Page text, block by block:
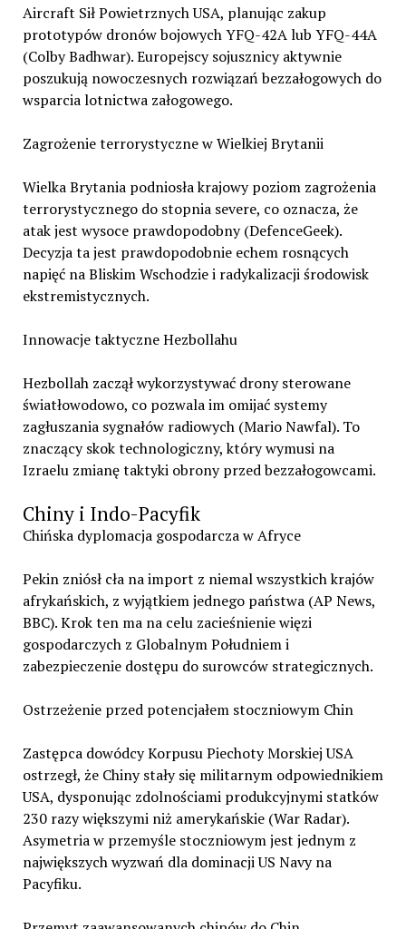
Aircraft Sił Powietrznych USA, planując zakup
prototypów dronów bojowych YFQ-42A lub YFQ-44A
(Colby Badhwar). Europejscy sojusznicy aktywnie
poszukują nowoczesnych rozwiązań bezzałogowych do
wsparcia lotnictwa załogowego.
Zagrożenie terrorystyczne w Wielkiej Brytanii
Wielka Brytania podniosła krajowy poziom zagrożenia
terrorystycznego do stopnia severe, co oznacza, że
atak jest wysoce prawdopodobny (DefenceGeek).
Decyzja ta jest prawdopodobnie echem rosnących
napięć na Bliskim Wschodzie i radykalizacji środowisk
ekstremistycznych.
Innowacje taktyczne Hezbollahu
Hezbollah zaczął wykorzystywać drony sterowane
światłowodowo, co pozwala im omijać systemy
zagłuszania sygnałów radiowych (Mario Nawfal). To
znaczący skok technologiczny, który wymusi na
Izraelu zmianę taktyki obrony przed bezzałogowcami.
Chiny i Indo-Pacyfik
Chińska dyplomacja gospodarcza w Afryce
Pekin zniósł cła na import z niemal wszystkich krajów
afrykańskich, z wyjątkiem jednego państwa (AP News,
BBC). Krok ten ma na celu zacieśnienie więzi
gospodarczych z Globalnym Południem i
zabezpieczenie dostępu do surowców strategicznych.
Ostrzeżenie przed potencjałem stoczniowym Chin
Zastępca dowódcy Korpusu Piechoty Morskiej USA
ostrzegł, że Chiny stały się militarnym odpowiednikiem
USA, dysponując zdolnościami produkcyjnymi statków
230 razy większymi niż amerykańskie (War Radar).
Asymetria w przemyśle stoczniowym jest jednym z
największych wyzwań dla dominacji US Navy na
Pacyfiku.